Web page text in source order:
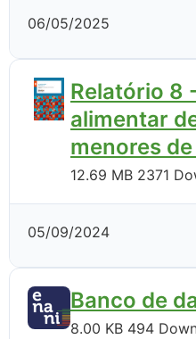
06/05/2025
Relatório 8
alimentar
menores
12.69 MB 2371
05/09/2024
Banco de
8.00 KB 494